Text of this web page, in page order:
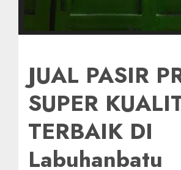
JUAL PASIR
SUPER
TERBAIK DI
Labuhanbatu